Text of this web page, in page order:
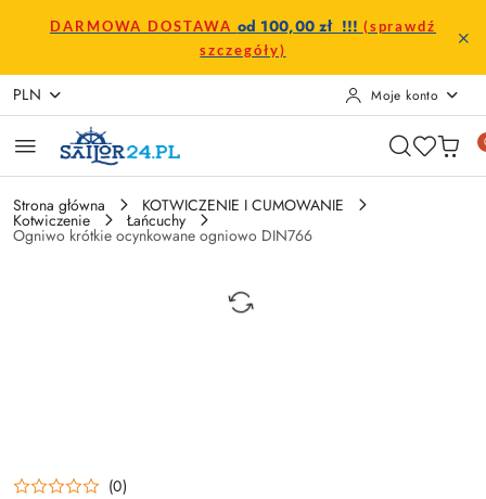
Przejdź do treści głównej
Przejdź do wyszukiwarki
Przejdź do moje konto
Przejdź do menu głównego
Przejdź do opisu produktu
Przejdź do stopki
DARMOWA DOSTAWA od 100,00 zł !!! (sprawdź
szczegóły)
PLN Moje konto
Strona główna KOTWICZENIE I CUMOWANIE
Kotwiczenie Łańcuchy
Ogniwo krótkie ocynkowane ogniowo DIN766
(0)